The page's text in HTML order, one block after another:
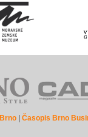
| Časopis Brno